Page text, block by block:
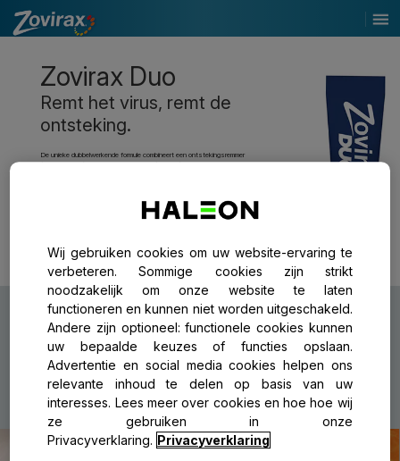
Zovirax Duo
Remt het virus, remt de
ontsteking.
De unieke dubbelwerkende formule combineert een ontstekingsremmer
(hydrocortison) en een antiviraal middel (aciclovir). Zovirax Duo verkort de hersteltijd
Zovirax Duo moet worden gebruikt bij de EERSTE symptomen van een koortslip
Nu kopen
Open hier de bijsluiter
Wij gebruiken cookies om uw website-ervaring te
verbeteren. Sommige cookies zijn strikt
noodzakelijk om onze website te laten
functioneren en kunnen niet worden uitgeschakeld.
Andere zijn optioneel: functionele cookies kunnen
uw bepaalde keuzes of functies opslaan.
Advertentie en social media cookies helpen ons
relevante inhoud te delen op basis van uw
interesses. Lees meer over cookies en hoe hoe wij
ze gebruiken in onze
Privacyverklaring. Privacyverklaring